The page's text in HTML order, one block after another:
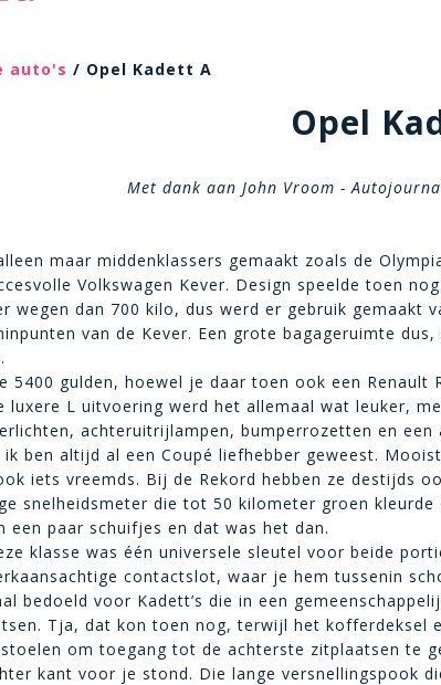
auto's / Opel Kadett A
Opel
Met dank aan John Vroom -
maar middenklassers gemaakt zoals de
Volkswagen Kever. Design speelde toen
wegen dan 700 kilo, dus werd er gebruik
van de Kever. Een grote bagageruimte
5400 gulden, hoewel je daar toen ook een
luxere L uitvoering werd het allemaal wat leuker,
achteruitrijlampen, bumperrozetten en
ben altijd al een Coupé liefhebber geweest.
iets vreemds. Bij de Rekord hebben ze destijds
snelheidsmeter die tot 50 kilometer groen
een paar schuifjes en dat was het dan.
klasse was één universele sleutel voor beide
contactslot, waar je hem tussenin
bedoeld voor Kadett’s die in een
Tja, dat kon toen nog, terwijl het kofferdeksel
om toegang tot de achterste zitplaatsen te
kant voor je stond. Die lange versnellingspook